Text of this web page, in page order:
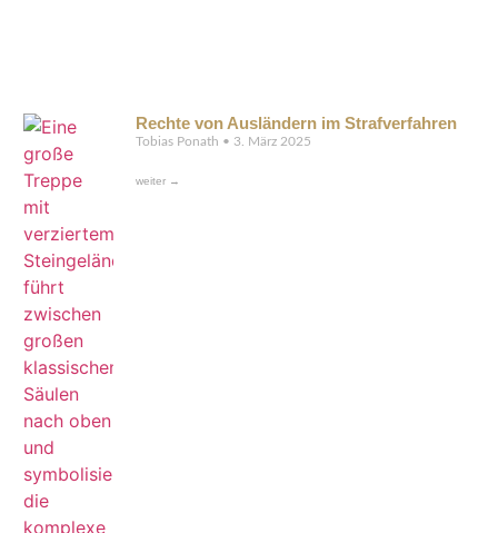
Rechte von Ausländern im Strafverfahren
Tobias Ponath 3. März 2025
weiter →